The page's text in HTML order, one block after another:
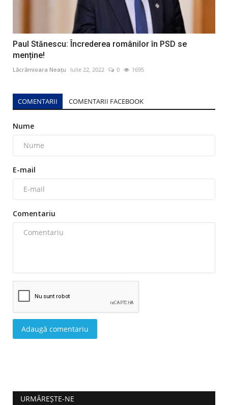
Paul Stănescu: Încrederea românilor în PSD se
menține!
Lăcrămioara Neațu Iulie 22, 2022 0 1695
COMENTARII COMENTARII FACEBOOK
Nume
E-mail
Comentariu
Adaugă comentariu
URMĂREȘTE-NE